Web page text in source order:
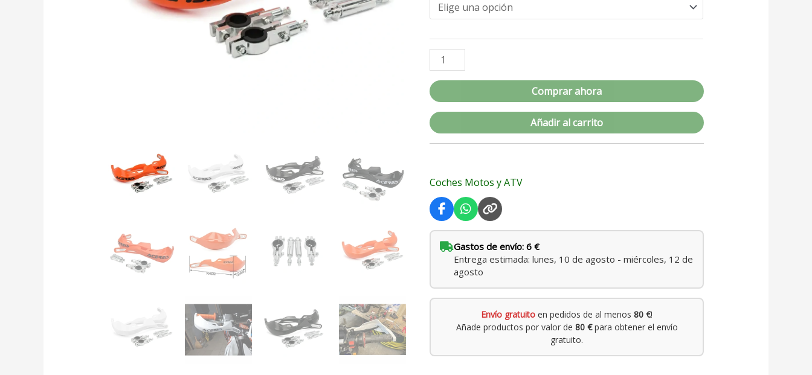
KTM
Acerbis
|
Negro
Naranja
Blanco
cantidad
Comprar ahora
Añadir al carrito
Coches Motos y ATV
Gastos de envío: 6 €
Entrega estimada: lunes, 10 de agosto - miércoles, 12 de
agosto
Envío gratuito en pedidos de al menos80 €!
Añade productos por valor de 80 €para obtener el envío
gratuito.